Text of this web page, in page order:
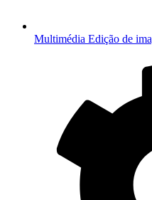
Multimédia Edição de